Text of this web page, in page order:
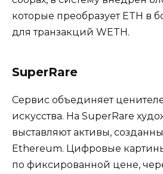
которые преобразует ETH в
для транзакций WETH.
SuperRare
Сервис объединяет
искусства. На SuperRare
выставляют активы,
Ethereum. Цифровые
по фиксированной цене,